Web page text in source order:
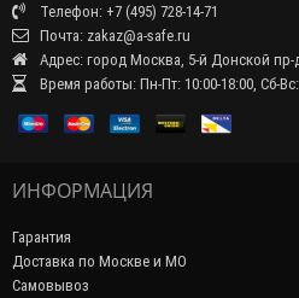
Телефон: +7 (495) 728-14-71
Почта: zakaz@a-safe.ru
Адрес: город Москва, 5-й Донской пр-
Время работы: Пн-Пт: 10:00-18:00, Сб-
ИНФОРМАЦИЯ
Гарантия
Доставка по Москве и МО
Самовывоз